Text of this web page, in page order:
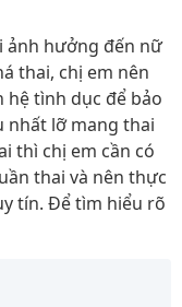
ảnh hưởng đến nữ
thai, chị em nên
tình dục để bảo
nhất lỡ mang thai
thì chị em cần có
thai và nên thực
tín. Để tìm hiểu rõ